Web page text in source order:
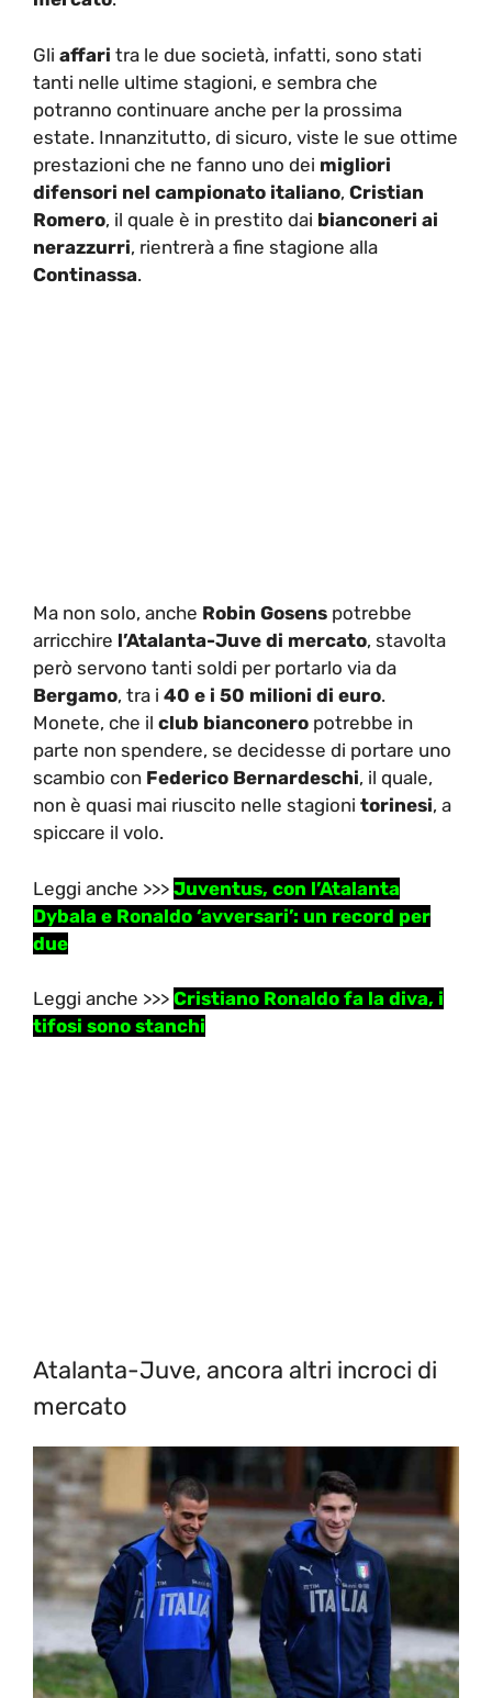
Gli affari tra le due società, infatti, sono stati
tanti nelle ultime stagioni, e sembra che
potranno continuare anche per la prossima
estate. Innanzitutto, di sicuro, viste le sue ottime
prestazioni che ne fanno uno dei migliori
difensori nel campionato italiano, Cristian
Romero, il quale è in prestito dai bianconeri ai
nerazzurri, rientrerà a fine stagione alla
Continassa.
Ma non solo, anche Robin Gosens potrebbe
arricchire l’Atalanta-Juve di mercato, stavolta
però servono tanti soldi per portarlo via da
Bergamo, tra i 40 e i 50 milioni di euro.
Monete, che il club bianconero potrebbe in
parte non spendere, se decidesse di portare uno
scambio con Federico Bernardeschi, il quale,
non è quasi mai riuscito nelle stagioni torinesi, a
spiccare il volo.
Leggi anche >>> Juventus, con l’Atalanta
Dybala e Ronaldo ‘avversari’: un record per
due
Leggi anche >>> Cristiano Ronaldo fa la diva, i
tifosi sono stanchi
Atalanta-Juve, ancora altri incroci di
mercato